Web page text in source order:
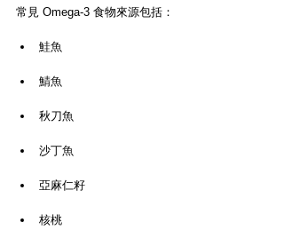
常見 Omega-3 食物來源包括：
鮭魚
鯖魚
秋刀魚
沙丁魚
亞麻仁籽
核桃